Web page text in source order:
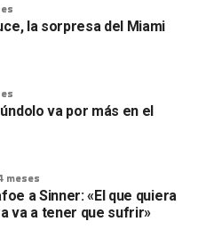
la sorpresa del Miami
va por más en el
meses
a Sinner: «El que quiera
va a tener que sufrir»